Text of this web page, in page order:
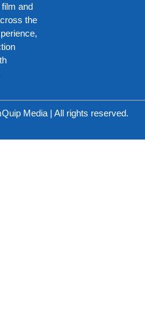
and
the
Media | All rights reserved.